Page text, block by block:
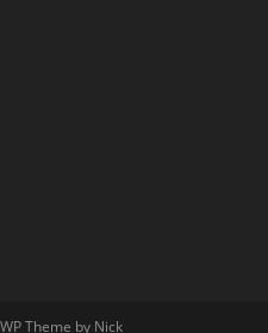
Theme by Nick